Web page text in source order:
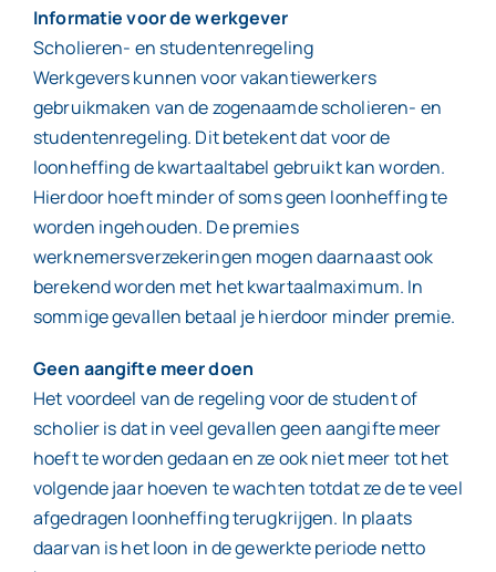
Informatie voor de werkgever
Scholieren- en studentenregeling
Werkgevers kunnen voor vakantiewerkers
gebruikmaken van de zogenaamde scholieren- en
studentenregeling. Dit betekent dat voor de
loonheffing de kwartaaltabel gebruikt kan worden.
Hierdoor hoeft minder of soms geen loonheffing te
worden ingehouden. De premies
werknemersverzekeringen mogen daarnaast ook
berekend worden met het kwartaalmaximum. In
sommige gevallen betaal je hierdoor minder premie.
Geen aangifte meer doen
Het voordeel van de regeling voor de student of
scholier is dat in veel gevallen geen aangifte meer
hoeft te worden gedaan en ze ook niet meer tot het
volgende jaar hoeven te wachten totdat ze de te veel
afgedragen loonheffing terugkrijgen. In plaats
daarvan is het loon in de gewerkte periode netto